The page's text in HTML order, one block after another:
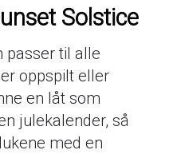
Solstice
passer til alle
oppspilt eller
en låt som
julekalender, så
med en